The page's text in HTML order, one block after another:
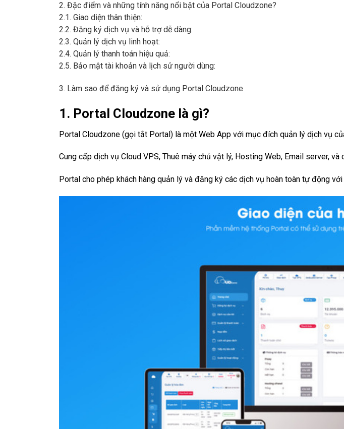
2. Đặc điểm và những tính năng nổi bật của Portal Cloudzone?
2.1. Giao diện thân thiện:
2.2. Đăng ký dịch vụ và hỗ trợ dễ dàng:
2.3. Quản lý dịch vụ linh hoạt:
2.4. Quản lý thanh toán hiệu quả:
2.5. Bảo mật tài khoản và lịch sử người dùng:
3. Làm sao để đăng ký và sử dụng Portal Cloudzone
1. Portal Cloudzone là gì?
Portal Cloudzone (gọi tắt Portal) là một Web App với mục đích quản lý dịch vụ
Cung cấp dịch vụ Cloud VPS, Thuê máy chủ vật lý, Hosting Web, Email server,
Portal cho phép khách hàng quản lý và đăng ký các dịch vụ hoàn toàn tự động